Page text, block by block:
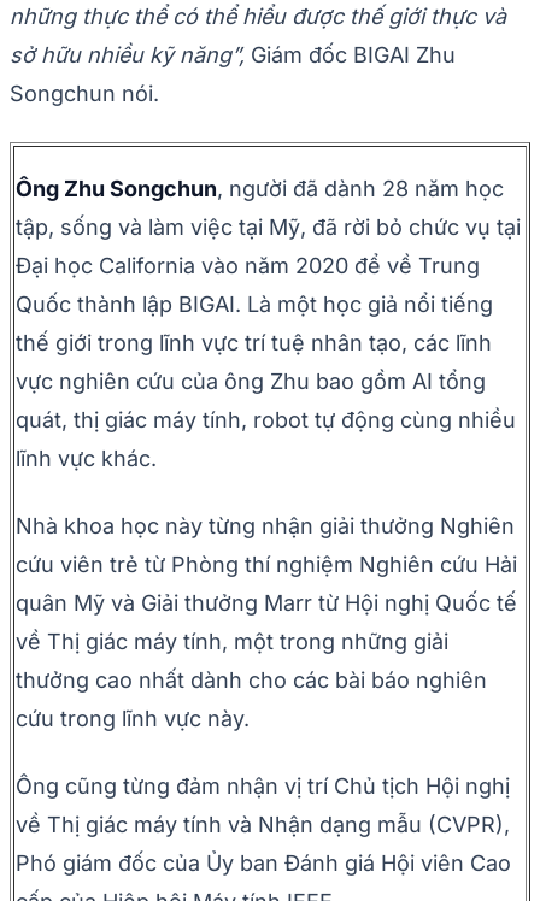
những thực thể có thể hiểu được thế giới thực và
sở hữu nhiều kỹ năng”, Giám đốc BIGAI Zhu
Songchun nói.
Ông Zhu Songchun, người đã dành 28 năm học
tập, sống và làm việc tại Mỹ, đã rời bỏ chức vụ tại
Đại học California vào năm 2020 để về Trung
Quốc thành lập BIGAI. Là một học giả nổi tiếng
thế giới trong lĩnh vực trí tuệ nhân tạo, các lĩnh
vực nghiên cứu của ông Zhu bao gồm AI tổng
quát, thị giác máy tính, robot tự động cùng nhiều
lĩnh vực khác.
Nhà khoa học này từng nhận giải thưởng Nghiên
cứu viên trẻ từ Phòng thí nghiệm Nghiên cứu Hải
quân Mỹ và Giải thưởng Marr từ Hội nghị Quốc tế
về Thị giác máy tính, một trong những giải
thưởng cao nhất dành cho các bài báo nghiên
cứu trong lĩnh vực này.
Ông cũng từng đảm nhận vị trí Chủ tịch Hội nghị
về Thị giác máy tính và Nhận dạng mẫu (CVPR),
Phó giám đốc của Ủy ban Đánh giá Hội viên Cao